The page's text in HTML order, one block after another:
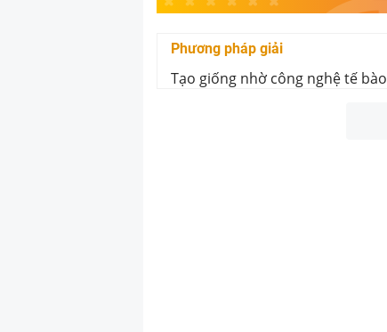
Phương pháp giải
Tạo giống nhờ công nghệ tế bào